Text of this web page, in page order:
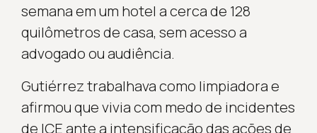
semana em um hotel a cerca de 128
quilômetros de casa, sem acesso a
advogado ou audiência.
Gutiérrez trabalhava como limpiadora e
afirmou que vivia com medo de incidentes
de ICE ante a intensificação das ações de